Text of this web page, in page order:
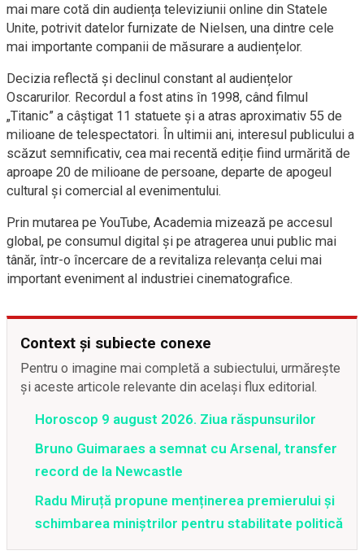
mai mare cotă din audiența televiziunii online din Statele
Unite, potrivit datelor furnizate de Nielsen, una dintre cele
mai importante companii de măsurare a audiențelor.
Decizia reflectă și declinul constant al audiențelor
Oscarurilor. Recordul a fost atins în 1998, când filmul
„Titanic” a câștigat 11 statuete și a atras aproximativ 55 de
milioane de telespectatori. În ultimii ani, interesul publicului a
scăzut semnificativ, cea mai recentă ediție fiind urmărită de
aproape 20 de milioane de persoane, departe de apogeul
cultural și comercial al evenimentului.
Prin mutarea pe YouTube, Academia mizează pe accesul
global, pe consumul digital și pe atragerea unui public mai
tânăr, într-o încercare de a revitaliza relevanța celui mai
important eveniment al industriei cinematografice.
Context și subiecte conexe
Pentru o imagine mai completă a subiectului, urmărește
și aceste articole relevante din același flux editorial.
Horoscop 9 august 2026. Ziua răspunsurilor
Bruno Guimaraes a semnat cu Arsenal, transfer
record de la Newcastle
Radu Miruță propune menținerea premierului și
schimbarea miniștrilor pentru stabilitate politică